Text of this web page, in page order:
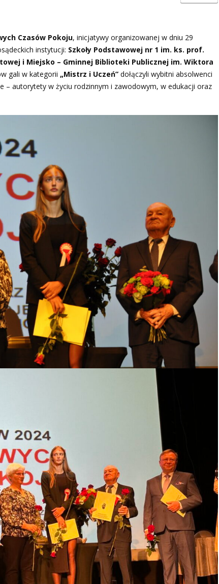
Czasów Pokoju, inicjatywy organizowanej w dniu 29
instytucji: Szkoły Podstawowej nr 1 im. ks. prof.
i Miejsko – Gminnej Biblioteki Publicznej im. Wiktora
gali w kategorii „Mistrz i Uczeń” dołączyli wybitni absolwenci
– autorytety w życiu rodzinnym i zawodowym, w edukacji oraz